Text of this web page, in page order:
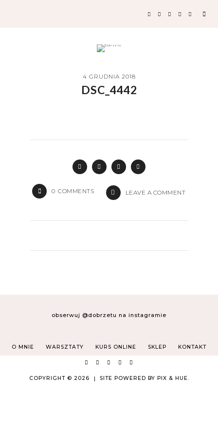
4 GRUDNIA 2018
DSC_4442
0 COMMENTS LEAVE A COMMENT
obserwuj @dobrzetu na instagramie
O MNIE WARSZTATY KURS ONLINE SKLEP KONTAKT
COPYRIGHT © 2026 SITE POWERED BY PIX & HUE.